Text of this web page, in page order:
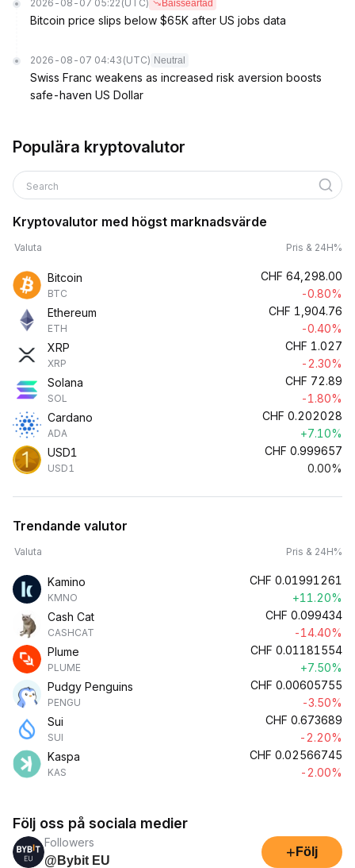
2026-08-07 05:22 (UTC) Baisseartad
Bitcoin price slips below $65K after US jobs data
2026-08-07 04:43 (UTC) Neutral
Swiss Franc weakens as increased risk aversion boosts
safe-haven US Dollar
Populära kryptovalutor
Search
Kryptovalutor med högst marknadsvärde
Valuta Pris & 24H%
Bitcoin
BTC
CHF 64,298.00
-0.80%
Ethereum
ETH
CHF 1,904.76
-0.40%
XRP
XRP
CHF 1.027
-2.30%
Solana
SOL
CHF 72.89
-1.80%
Cardano
ADA
CHF 0.202028
+7.10%
USD1
USD1
CHF 0.999657
0.00%
Trendande valutor
Valuta Pris & 24H%
Kamino
KMNO
CHF 0.01991261
+11.20%
Cash Cat
CASHCAT
CHF 0.099434
-14.40%
Plume
PLUME
CHF 0.01181554
+7.50%
Pudgy Penguins
PENGU
CHF 0.00605755
-3.50%
Sui
SUI
CHF 0.673689
-2.20%
Kaspa
KAS
CHF 0.02566745
-2.00%
Följ oss på sociala medier
Followers
@Bybit EU
+ Följ